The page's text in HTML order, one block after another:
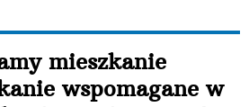
mieszkanie
wspomagane w